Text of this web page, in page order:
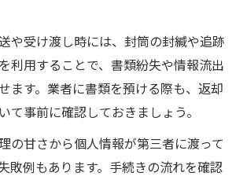
や受け渡し時には、封筒の封緘や追跡
利用することで、書類紛失や情報流出
ます。業者に書類を預ける際も、返却
て事前に確認しておきましょう。
の甘さから個人情報が第三者に渡って
敗例もあります。手続きの流れを確認